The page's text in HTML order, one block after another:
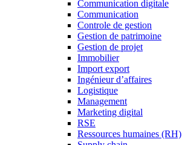
Communication digitale
Communication
Controle de gestion
Gestion de patrimoine
Gestion de projet
Immobilier
Import export
Ingénieur d’affaires
Logistique
Management
Marketing digital
RSE
Ressources humaines (RH)